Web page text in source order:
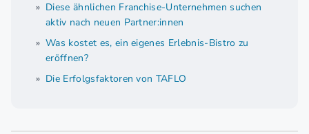
Diese ähnlichen Franchise-Unternehmen suchen
aktiv nach neuen Partner:innen
Was kostet es, ein eigenes Erlebnis-Bistro zu
eröffnen?
Die Erfolgsfaktoren von TAFLO